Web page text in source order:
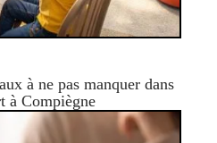
à ne pas manquer dans
à Compiègne